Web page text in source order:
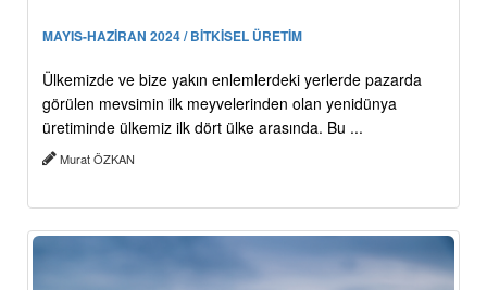
MAYIS-HAZİRAN 2024 / BİTKİSEL ÜRETİM
Ülkemizde ve bize yakın enlemlerdeki yerlerde pazarda
görülen mevsimin ilk meyvelerinden olan yenidünya
üretiminde ülkemiz ilk dört ülke arasında. Bu ...
Murat ÖZKAN